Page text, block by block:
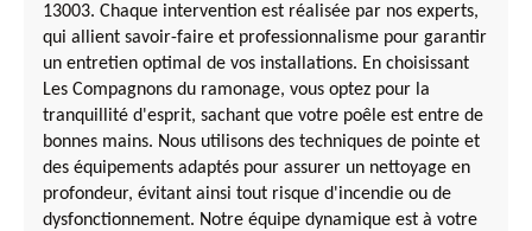
13003. Chaque intervention est réalisée par nos experts,
qui allient savoir-faire et professionnalisme pour garantir
un entretien optimal de vos installations. En choisissant
Les Compagnons du ramonage, vous optez pour la
tranquillité d'esprit, sachant que votre poêle est entre de
bonnes mains. Nous utilisons des techniques de pointe et
des équipements adaptés pour assurer un nettoyage en
profondeur, évitant ainsi tout risque d'incendie ou de
dysfonctionnement. Notre équipe dynamique est à votre